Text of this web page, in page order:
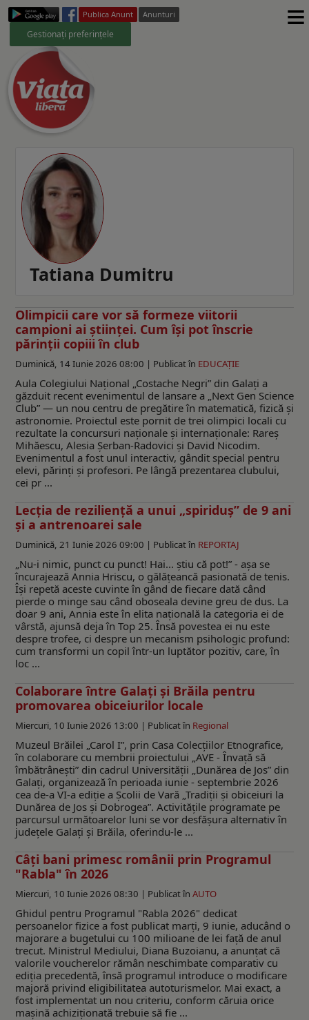
Publica Anunt Anunturi
Gestionați preferințele ≡
Tatiana Dumitru
Olimpicii care vor să formeze viitorii
campioni ai științei. Cum își pot înscrie
părinții copiii în club
Duminică, 14 Iunie 2026 08:00 | Publicat în EDUCAŢIE
Aula Colegiului Național „Costache Negri” din Galați a
găzduit recent evenimentul de lansare a „Next Gen Science
Club” — un nou centru de pregătire în matematică, fizică și
astronomie. Proiectul este pornit de trei olimpici locali cu
rezultate la concursuri naționale și internaționale: Rareș
Mihăescu, Alesia Șerban-Radovici și David Nicodim.
Evenimentul a fost unul interactiv, gândit special pentru
elevi, părinți și profesori. Pe lângă prezentarea clubului,
cei pr ...
Lecția de reziliență a unui „spiriduș” de 9 ani
și a antrenoarei sale
Duminică, 21 Iunie 2026 09:00 | Publicat în REPORTAJ
„Nu-i nimic, punct cu punct! Hai... știu că pot!” - așa se
încurajează Annia Hriscu, o gălățeancă pasionată de tenis.
Își repetă aceste cuvinte în gând de fiecare dată când
pierde o minge sau când oboseala devine greu de dus. La
doar 9 ani, Annia este în elita națională la categoria ei de
vârstă, ajunsă deja în Top 25. Însă povestea ei nu este
despre trofee, ci despre un mecanism psihologic profund:
cum transformi un copil într-un luptător pozitiv, care, în
loc ...
Colaborare între Galați și Brăila pentru
promovarea obiceiurilor locale
Miercuri, 10 Iunie 2026 13:00 | Publicat în Regional
Muzeul Brăilei „Carol I”, prin Casa Colecțiilor Etnografice,
în colaborare cu membrii proiectului „AVE - Învață să
îmbătrânești” din cadrul Universității „Dunărea de Jos” din
Galați, organizează în perioada iunie - septembrie 2026
cea de-a VI-a ediție a Școlii de Vară „Tradiții și obiceiuri la
Dunărea de Jos și Dobrogea”. Activitățile programate pe
parcursul următoarelor luni se vor desfășura alternativ în
județele Galați și Brăila, oferindu-le ...
Câţi bani primesc românii prin Programul
"Rabla" în 2026
Miercuri, 10 Iunie 2026 08:30 | Publicat în AUTO
Ghidul pentru Programul "Rabla 2026" dedicat
persoanelor fizice a fost publicat marți, 9 iunie, aducând o
majorare a bugetului cu 100 milioane de lei față de anul
trecut. Ministrul Mediului, Diana Buzoianu, a anunțat că
valorile voucherelor rămân neschimbate comparativ cu
ediția precedentă, însă programul introduce o modificare
majoră privind eligibilitatea autoturismelor. Mai exact, a
fost implementat un nou criteriu, conform căruia orice
mașină achiziționată trebuie să fie ...